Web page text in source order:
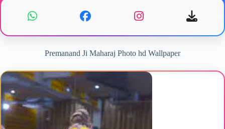
Premanand Ji Maharaj Photo hd Wallpaper